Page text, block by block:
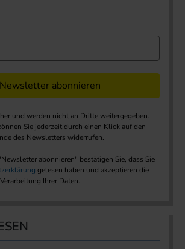
Newsletter abonnieren
und werden nicht an Dritte weitergegeben.
Sie jederzeit durch einen Klick auf den
des Newsletters widerrufen.
abonnieren" bestätigen Sie, dass Sie
gelesen haben und akzeptieren die
Ihrer Daten.